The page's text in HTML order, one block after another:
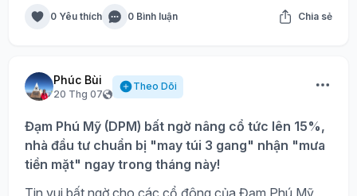
0 Yêu thích 0 Bình luận Chia sẻ
Phúc Bùi
20 Thg 07
Theo Dõi
Đạm Phú Mỹ (DPM) bất ngờ nâng cổ tức lên 15%,
nhà đầu tư chuẩn bị "may túi 3 gang" nhận "mưa
tiền mặt" ngay trong tháng này!